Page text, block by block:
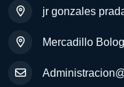
jr gonzales
Mercadillo